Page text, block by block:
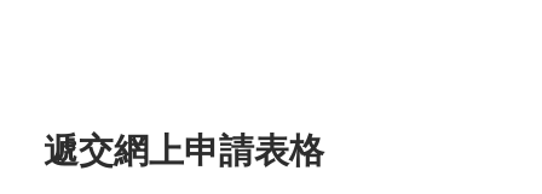
遞交網上申請表格